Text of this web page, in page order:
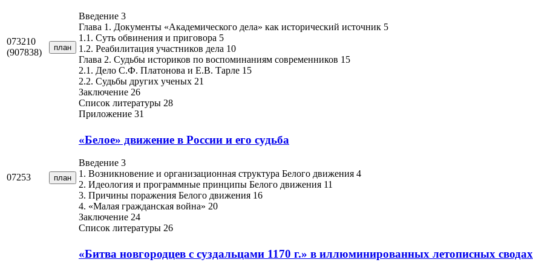
073210
(907838)
план
Введение 3
Глава 1. Документы «Академического дела» как исторический источник 5
1.1. Суть обвинения и приговора 5
1.2. Реабилитация участников дела 10
Глава 2. Судьбы историков по воспоминаниям современников 15
2.1. Дело С.Ф. Платонова и Е.В. Тарле 15
2.2. Судьбы других ученых 21
Заключение 26
Список литературы 28
Приложение 31
07253 план
«Белое» движение в России и его судьба
Введение 3
1. Возникновение и организационная структура Белого движения 4
2. Идеология и программные принципы Белого движения 11
3. Причины поражения Белого движения 16
4. «Малая гражданская война» 20
Заключение 24
Список литературы 26
«Битва новгородцев с суздальцами 1170 г.» в иллюминированных летописных сводах